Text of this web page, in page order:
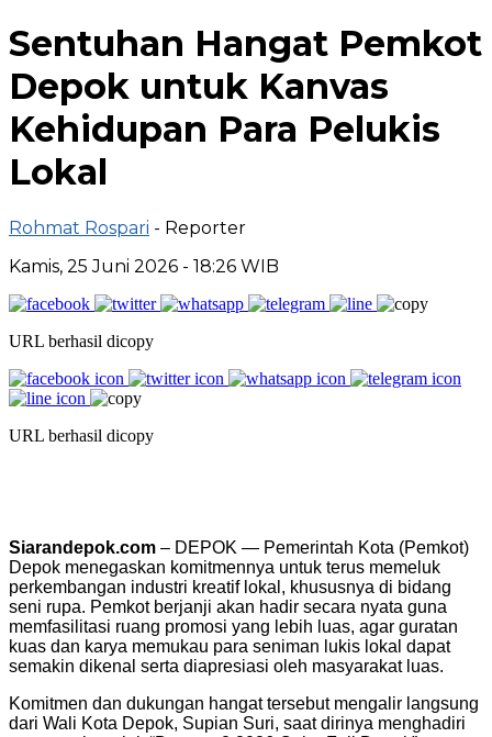
Sentuhan Hangat Pemkot
Depok untuk Kanvas
Kehidupan Para Pelukis
Lokal
Rohmat Rospari - Reporter
Kamis, 25 Juni 2026 - 18:26 WIB
URL berhasil dicopy
URL berhasil dicopy
Siarandepok.com – DEPOK — Pemerintah Kota (Pemkot)
Depok menegaskan komitmennya untuk terus memeluk
perkembangan industri kreatif lokal, khususnya di bidang
seni rupa. Pemkot berjanji akan hadir secara nyata guna
memfasilitasi ruang promosi yang lebih luas, agar guratan
kuas dan karya memukau para seniman lukis lokal dapat
semakin dikenal serta diapresiasi oleh masyarakat luas.
Komitmen dan dukungan hangat tersebut mengalir langsung
dari Wali Kota Depok, Supian Suri, saat dirinya menghadiri